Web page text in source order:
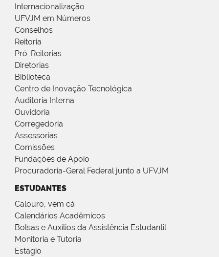
Internacionalização
UFVJM em Números
Conselhos
Reitoria
Pró-Reitorias
Diretorias
Biblioteca
Centro de Inovação Tecnológica
Auditoria Interna
Ouvidoria
Corregedoria
Assessorias
Comissões
Fundações de Apoio
Procuradoria-Geral Federal junto a UFVJM
ESTUDANTES
Calouro, vem cá
Calendários Acadêmicos
Bolsas e Auxílios da Assistência Estudantil
Monitoria e Tutoria
Estágio